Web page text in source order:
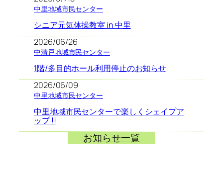
中里地域市民センター
シニア元気体操教室 in 中里
2026/06/26
中清戸地域市民センター
1階/多目的ホール利用停止のお知らせ
2026/06/09
中里地域市民センター
中里地域市民センターで楽しくシェイプア
ップ !!
お知らせ一覧